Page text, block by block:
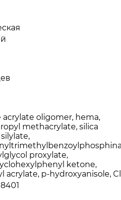
acrylate oligomer, hema,
methacrylate, silica
proxylate,
ketone,
acrylate, p-hydroxyanisole, Cl